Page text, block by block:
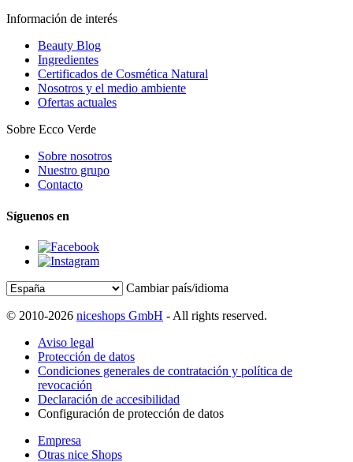
Información de interés
Beauty Blog
Ingredientes
Certificados de Cosmética Natural
Nosotros y el medio ambiente
Ofertas actuales
Sobre Ecco Verde
Sobre nosotros
Nuestro grupo
Contacto
Síguenos en
Cambiar país/idioma
© 2010-2026 niceshops GmbH - All rights reserved.
Aviso legal
Protección de datos
Condiciones generales de contratación y política de
revocación
Declaración de accesibilidad
Configuración de protección de datos
Empresa
Otras nice Shops